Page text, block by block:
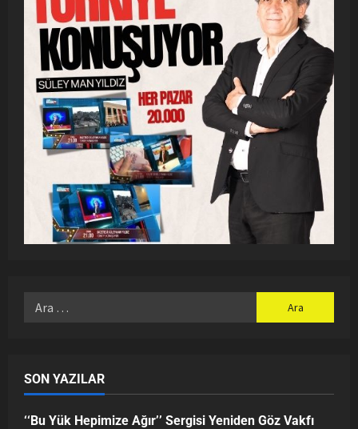
SON YAZILAR
‘‘Bu Yük Hepimize Ağır’’ Sergisi Yeniden Göz Vakfı